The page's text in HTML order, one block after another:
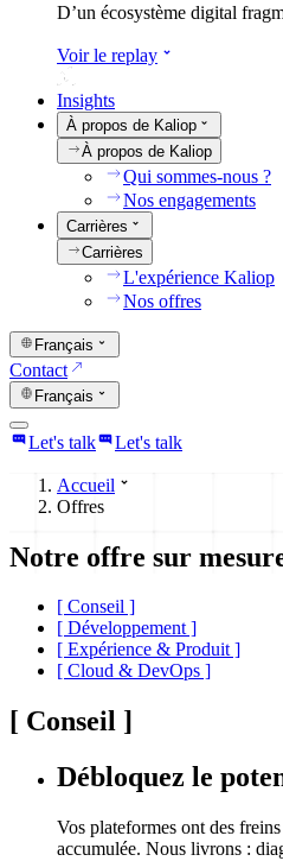
D’un écosystème digital
Voir le replay
Insights
À propos de Kaliop
À propos de Kaliop
Qui sommes-nous ?
Nos engagements
Carrières
Carrières
L'expérience Kaliop
Nos offres
Français
Contact
Français
Let's talk Let's talk
Accueil
Offres
Notre offre sur
[ Conseil ]
[ Développement]
[ Expérience & Produit]
[ Cloud & DevOps ]
[ Conseil ]
Débloquez le
Vos plateformes ont des
accumulée. Nous livrons :